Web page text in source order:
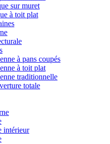
sur muret
à toit plat
à pans coupés
à toit plat
traditionnelle
totale
intérieur